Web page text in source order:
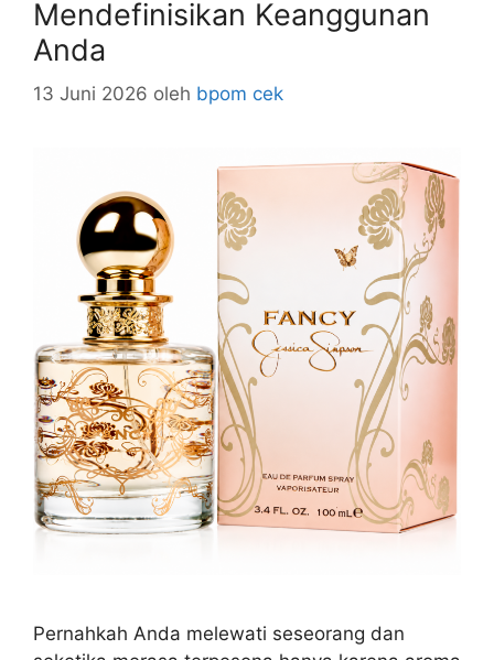
Mendefinisikan Keanggunan
Anda
13 Juni 2026 oleh bpom cek
Pernahkah Anda melewati seseorang dan